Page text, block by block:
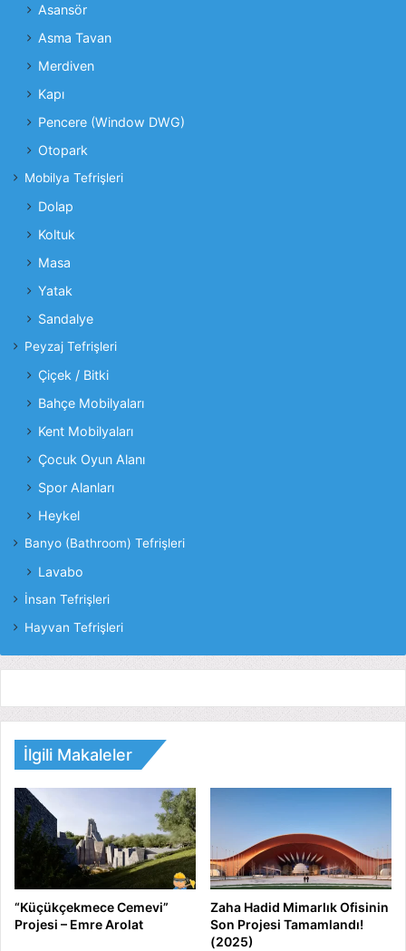
Asansör
Asma Tavan
Merdiven
Kapı
Pencere (Window DWG)
Otopark
Mobilya Tefrişleri
Dolap
Koltuk
Masa
Yatak
Sandalye
Peyzaj Tefrişleri
Çiçek / Bitki
Bahçe Mobilyaları
Kent Mobilyaları
Çocuk Oyun Alanı
Spor Alanları
Heykel
Banyo (Bathroom) Tefrişleri
Lavabo
İnsan Tefrişleri
Hayvan Tefrişleri
İlgili Makaleler
“Küçükçekmece Cemevi”
Projesi – Emre Arolat
Zaha Hadid Mimarlık Ofisinin
Son Projesi Tamamlandı!
(2025)